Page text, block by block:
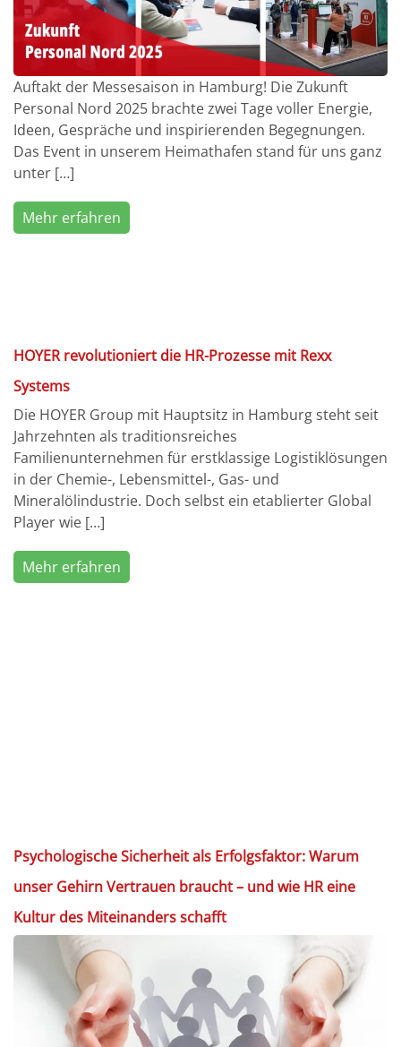
Auftakt der Messesaison in Hamburg! Die Zukunft
Personal Nord 2025 brachte zwei Tage voller Energie,
Ideen, Gespräche und inspirierenden Begegnungen.
Das Event in unserem Heimathafen stand für uns ganz
unter […]
Mehr erfahren
HOYER revolutioniert die HR-Prozesse mit Rexx
Systems
Die HOYER Group mit Hauptsitz in Hamburg steht seit
Jahrzehnten als traditionsreiches
Familienunternehmen für erstklassige Logistiklösungen
in der Chemie-, Lebensmittel-, Gas- und
Mineralölindustrie. Doch selbst ein etablierter Global
Player wie […]
Mehr erfahren
Psychologische Sicherheit als Erfolgsfaktor: Warum
unser Gehirn Vertrauen braucht – und wie HR eine
Kultur des Miteinanders schafft